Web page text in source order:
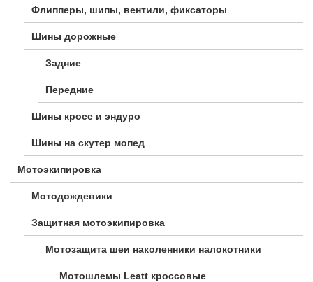
Флипперы, шипы, вентили, фиксаторы
Шины дорожные
Задние
Передние
Шины кросс и эндуро
Шины на скутер мопед
Мотоэкипировка
Мотодождевики
Защитная мотоэкипировка
Мотозащита шеи наколенники налокотники
Мотошлемы Leatt кроссовые